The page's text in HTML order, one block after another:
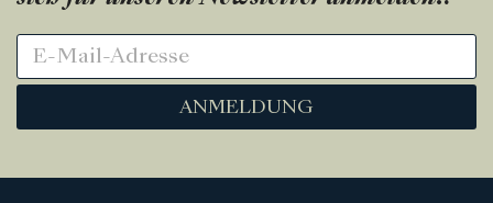
ANMELDUNG